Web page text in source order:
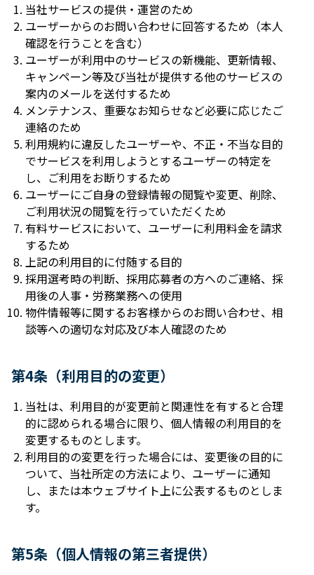
当社サービスの提供・運営のため
ユーザーからのお問い合わせに回答するため（本⼈
確認を⾏うことを含む）
ユーザーが利⽤中のサービスの新機能、更新情報、
キャンペーン等及び当社が提供する他のサービスの
案内のメールを送付するため
メンテナンス、重要なお知らせなど必要に応じたご
連絡のため
利⽤規約に違反したユーザーや、不正・不当な⽬的
でサービスを利⽤しようとするユーザーの特定を
し、ご利⽤をお断りするため
ユーザーにご⾃⾝の登録情報の閲覧や変更、削除、
ご利⽤状況の閲覧を⾏っていただくため
有料サービスにおいて、ユーザーに利⽤料⾦を請求
するため
上記の利⽤⽬的に付随する⽬的
採⽤選考時の判断、採⽤応募者の⽅へのご連絡、採
⽤後の⼈事・労務業務への使⽤
物件情報等に関するお客様からのお問い合わせ、相
談等への適切な対応及び本⼈確認のため
第4条（利⽤⽬的の変更）
当社は、利⽤⽬的が変更前と関連性を有すると合理
的に認められる場合に限り、個⼈情報の利⽤⽬的を
変更するものとします。
利⽤⽬的の変更を⾏った場合には、変更後の⽬的に
ついて、当社所定の⽅法により、ユーザーに通知
し、または本ウェブサイト上に公表するものとしま
す。
第5条（個⼈情報の第三者提供）